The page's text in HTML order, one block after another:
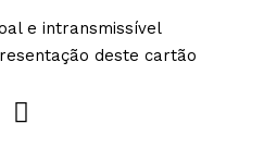
e intransmissível
deste cartão
W